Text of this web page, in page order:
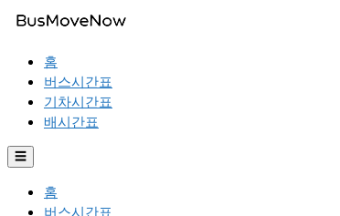
홈
버스시간표
기차시간표
배시간표
☰
홈
버스시간표